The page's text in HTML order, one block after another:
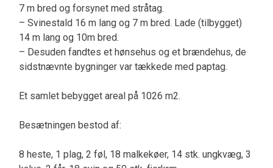
7 m bred og forsynet med stråtag.
– Svinestald 16 m lang og 7 m bred. Lade (tilbygget)
14 m lang og 10m bred.
– Desuden fandtes et hønsehus og et brændehus, de
sidstnævnte bygninger var tækkede med paptag.
Et samlet bebygget areal på 1026 m2.
Besætningen bestod af:
8 heste, 1 plag, 2 føl, 18 malkekøer, 14 stk. ungkvæg, 3